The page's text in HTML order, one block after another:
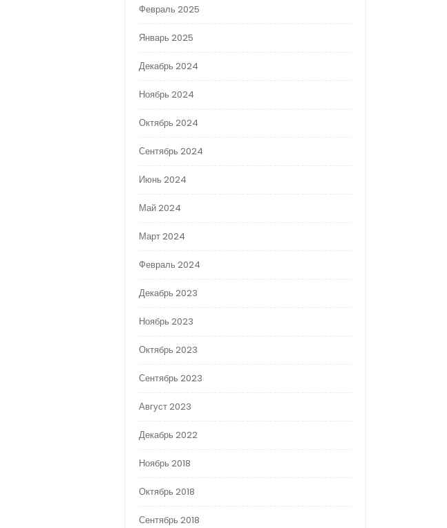
Февраль 2025
Январь 2025
Декабрь 2024
Ноябрь 2024
Октябрь 2024
Сентябрь 2024
Июнь 2024
Май 2024
Март 2024
Февраль 2024
Декабрь 2023
Ноябрь 2023
Октябрь 2023
Сентябрь 2023
Август 2023
Декабрь 2022
Ноябрь 2018
Октябрь 2018
Сентябрь 2018